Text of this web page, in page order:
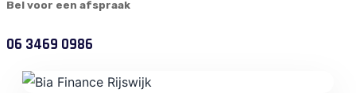
Bel voor een afspraak
06 3469 0986